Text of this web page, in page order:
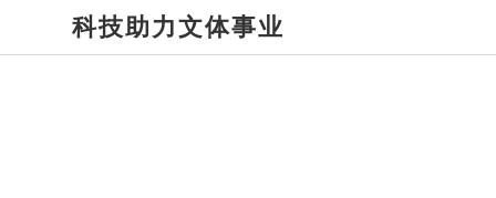
科技助力文体事业